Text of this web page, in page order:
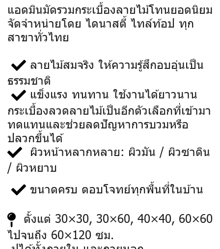
แอดมินมัดรวมกระเบื้องลายไม้โทนยอดนิยม
จัดจำหน่ายโดย ไดนาสตี้ ไทล์ท้อป ทุก
สาขาทั่วไทย
ลายไม้สมจริง ให้ความรู้สึกอบอุ่นเป็น
ธรรมชาติ
แข็งแรง ทนทาน ใช้งานได้ยาวนาน
กระเบื้องลวดลายไม้เป็นอีกตัวเลือกที่เข้ามา
ทดแทนและช่วยลดปัญหาการบวมหรือ
ปลวกขึ้นได้
ผิวหน้าหลากหลาย: ผิวมัน / ผิวซาติน
/ ผิวหยาบ
ขนาดครบ ตอบโจทย์ทุกพื้นที่ในบ้าน
ตั้งแต่ 30×30, 30×60, 40×40, 60×60
ไปจนถึง 60×120 ซม.